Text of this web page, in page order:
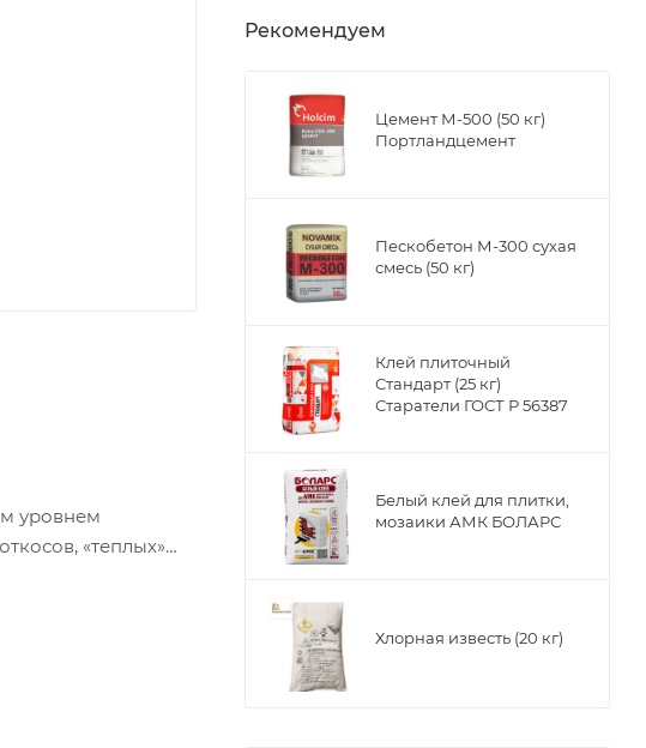
уровнем
«теплых»
Рекомендуем
Цемент М-500 (50 кг)
Портландцемент
Пескобетон М-300 сухая
смесь (50 кг)
Клей плиточный
Стандарт (25 кг)
Старатели ГОСТ Р 56387
Белый клей для плитки,
мозаики АМК БОЛАРС
Хлорная известь (20 кг)